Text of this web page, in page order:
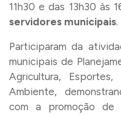
11h30 e das 13h30 às
servidores municipais.
Participaram da
municipais de
Agricultura,
Ambiente,
com a promoção de